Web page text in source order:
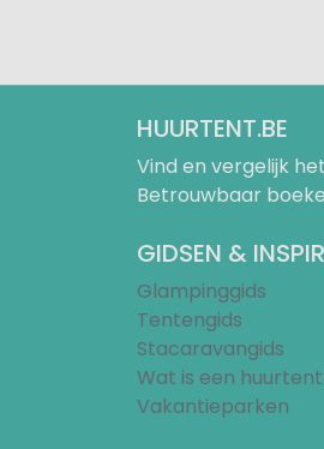
HUURTENT.BE
Vind en vergelijk
Betrouwbaar
GIDSEN &
Glampinggids
Tentengids
Stacaravangids
Wat is een
Vakantieparken